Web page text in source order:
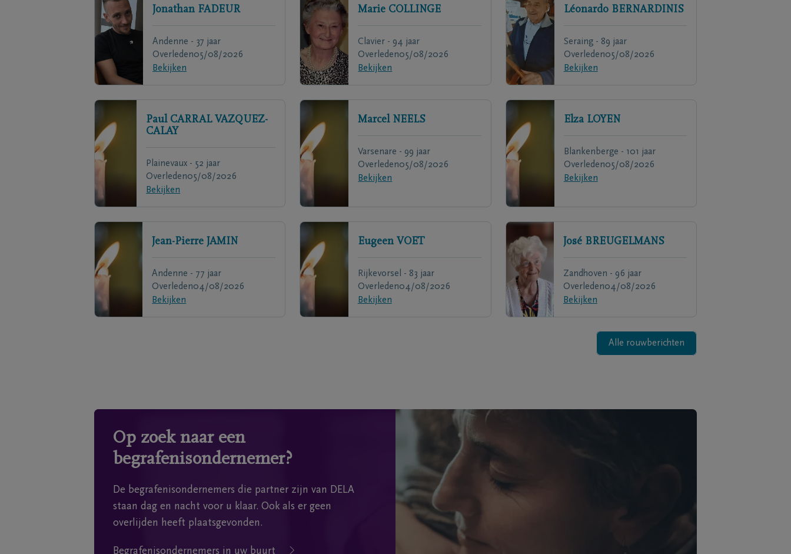
Jonathan FADEUR
Andenne - 37 jaar
Overleden05/08/2026
Bekijken
Marie COLLINGE
Clavier - 94 jaar
Overleden05/08/2026
Bekijken
Léonardo BERNARDINIS
Seraing - 89 jaar
Overleden05/08/2026
Bekijken
Paul CARRAL VAZQUEZ-
CALAY
Plainevaux - 52 jaar
Overleden05/08/2026
Bekijken
Marcel NEELS
Varsenare - 99 jaar
Overleden05/08/2026
Bekijken
Elza LOYEN
Blankenberge - 101 jaar
Overleden05/08/2026
Bekijken
Jean-Pierre JAMIN
Andenne - 77 jaar
Overleden04/08/2026
Bekijken
Eugeen VOET
Rijkevorsel - 83 jaar
Overleden04/08/2026
Bekijken
José BREUGELMANS
Zandhoven - 96 jaar
Overleden04/08/2026
Bekijken
Alle rouwberichten
Op zoek naar een
begrafenisondernemer?
De begrafenisondernemers die partner zijn van DELA
staan dag en nacht voor u klaar. Ook als er geen
overlijden heeft plaatsgevonden.
Begrafenisondernemers in uw buurt